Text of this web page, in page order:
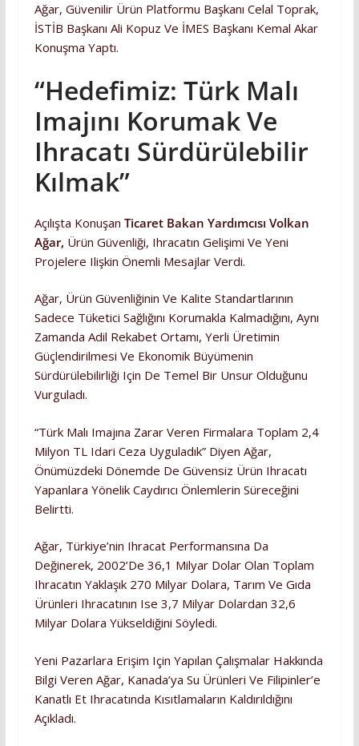
Ağar, Güvenilir Ürün Platformu Başkanı Celal Toprak,
İSTİB Başkanı Ali Kopuz Ve İMES Başkanı Kemal Akar
Konuşma Yaptı.
“Hedefimiz: Türk Malı
Imajını Korumak Ve
Ihracatı Sürdürülebilir
Kılmak”
Açılışta Konuşan Ticaret Bakan Yardımcısı Volkan
Ağar, Ürün Güvenliği, Ihracatın Gelişimi Ve Yeni
Projelere Ilişkin Önemli Mesajlar Verdi.
Ağar, Ürün Güvenliğinin Ve Kalite Standartlarının
Sadece Tüketici Sağlığını Korumakla Kalmadığını, Aynı
Zamanda Adil Rekabet Ortamı, Yerli Üretimin
Güçlendirilmesi Ve Ekonomik Büyümenin
Sürdürülebilirliği Için De Temel Bir Unsur Olduğunu
Vurguladı.
“Türk Malı Imajına Zarar Veren Firmalara Toplam 2,4
Milyon TL Idari Ceza Uyguladık” Diyen Ağar,
Önümüzdeki Dönemde De Güvensiz Ürün Ihracatı
Yapanlara Yönelik Caydırıcı Önlemlerin Süreceğini
Belirtti.
Ağar, Türkiye’nin Ihracat Performansına Da
Değinerek, 2002’de 36,1 Milyar Dolar Olan Toplam
Ihracatın Yaklaşık 270 Milyar Dolara, Tarım Ve Gıda
Ürünleri Ihracatının Ise 3,7 Milyar Dolardan 32,6
Milyar Dolara Yükseldiğini Söyledi.
Yeni Pazarlara Erişim Için Yapılan Çalışmalar Hakkında
Bilgi Veren Ağar, Kanada’ya Su Ürünleri Ve Filipinler’e
Kanatlı Et Ihracatında Kısıtlamaların Kaldırıldığını
Açıkladı.